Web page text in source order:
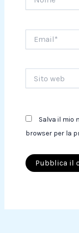
web
Salva il mio
browser per la